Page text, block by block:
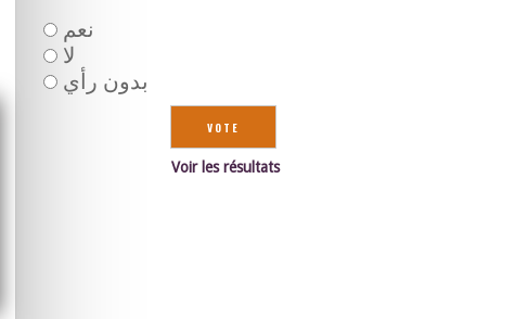
نعم
لا
بدون رأي
Voir les résultats